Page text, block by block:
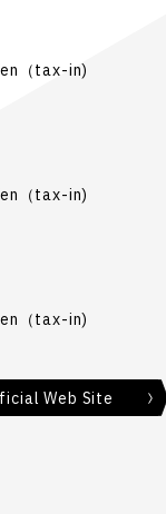
（tax-in)
（tax-in)
（tax-in)
Web Site